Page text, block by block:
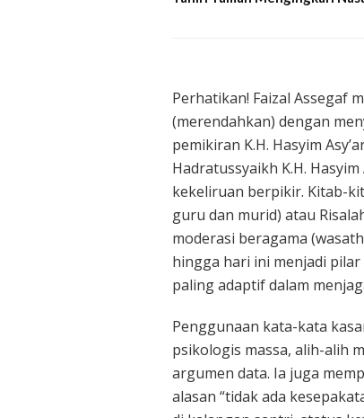
Perhatikan! Faizal Assegaf
(merendahkan) dengan
pemikiran K.H. Hasyim
Hadratussyaikh K.H.
kekeliruan berpikir. Kitab-
guru dan murid) atau
moderasi beragama
hingga hari ini menjadi
paling adaptif dalam
Penggunaan kata-kata
psikologis massa, alih-alih
argumen data. Ia juga
alasan “tidak ada